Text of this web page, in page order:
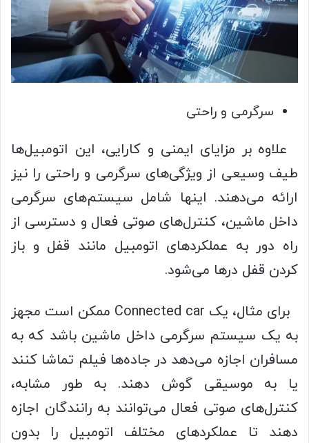
سرگرمی و راحتی
علاوه بر مزایای ایمنی و کارایی، این اتومبیل‌ها
طیف وسیعی از ویژگی‌های سرگرمی و راحتی را نیز
ارائه می‌دهند. اینها شامل سیستم‌های سرگرمی
داخل ماشین، کنترل‌های صوتی فعال و دسترسی از
راه دور به عملکردهای اتومبیل مانند قفل و باز
کردن قفل درها می‌شود.
برای مثال، یک Connected car ممکن است مجهز
به یک سیستم سرگرمی داخل ماشین باشد که به
مسافران اجازه می‌دهد در جاده‌ها فیلم تماشا کنند
یا به موسیقی گوش دهند. به طور مشابه،
کنترل‌های صوتی فعال می‌توانند به رانندگان اجازه
دهند تا عملکردهای مختلف اتومبیل را بدون